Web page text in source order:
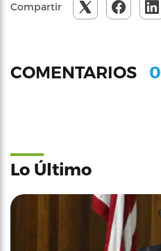
Compartir
COMENTARIOS 0
Lo Último